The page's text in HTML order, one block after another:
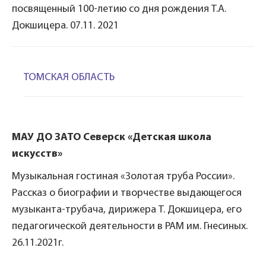
посвященный 100-летию со дня рождения Т.А.
Докшицера. 07.11. 2021
ТОМСКАЯ ОБЛАСТЬ
МАУ ДО ЗАТО Северск «Детская школа
искусств»
Музыкальная гостиная «Золотая труба России».
Рассказ о биографии и творчестве выдающегося
музыканта-трубача, дирижера Т. Докшицера, его
педагогической деятельности в РАМ им. Гнесиных.
26.11.2021г.